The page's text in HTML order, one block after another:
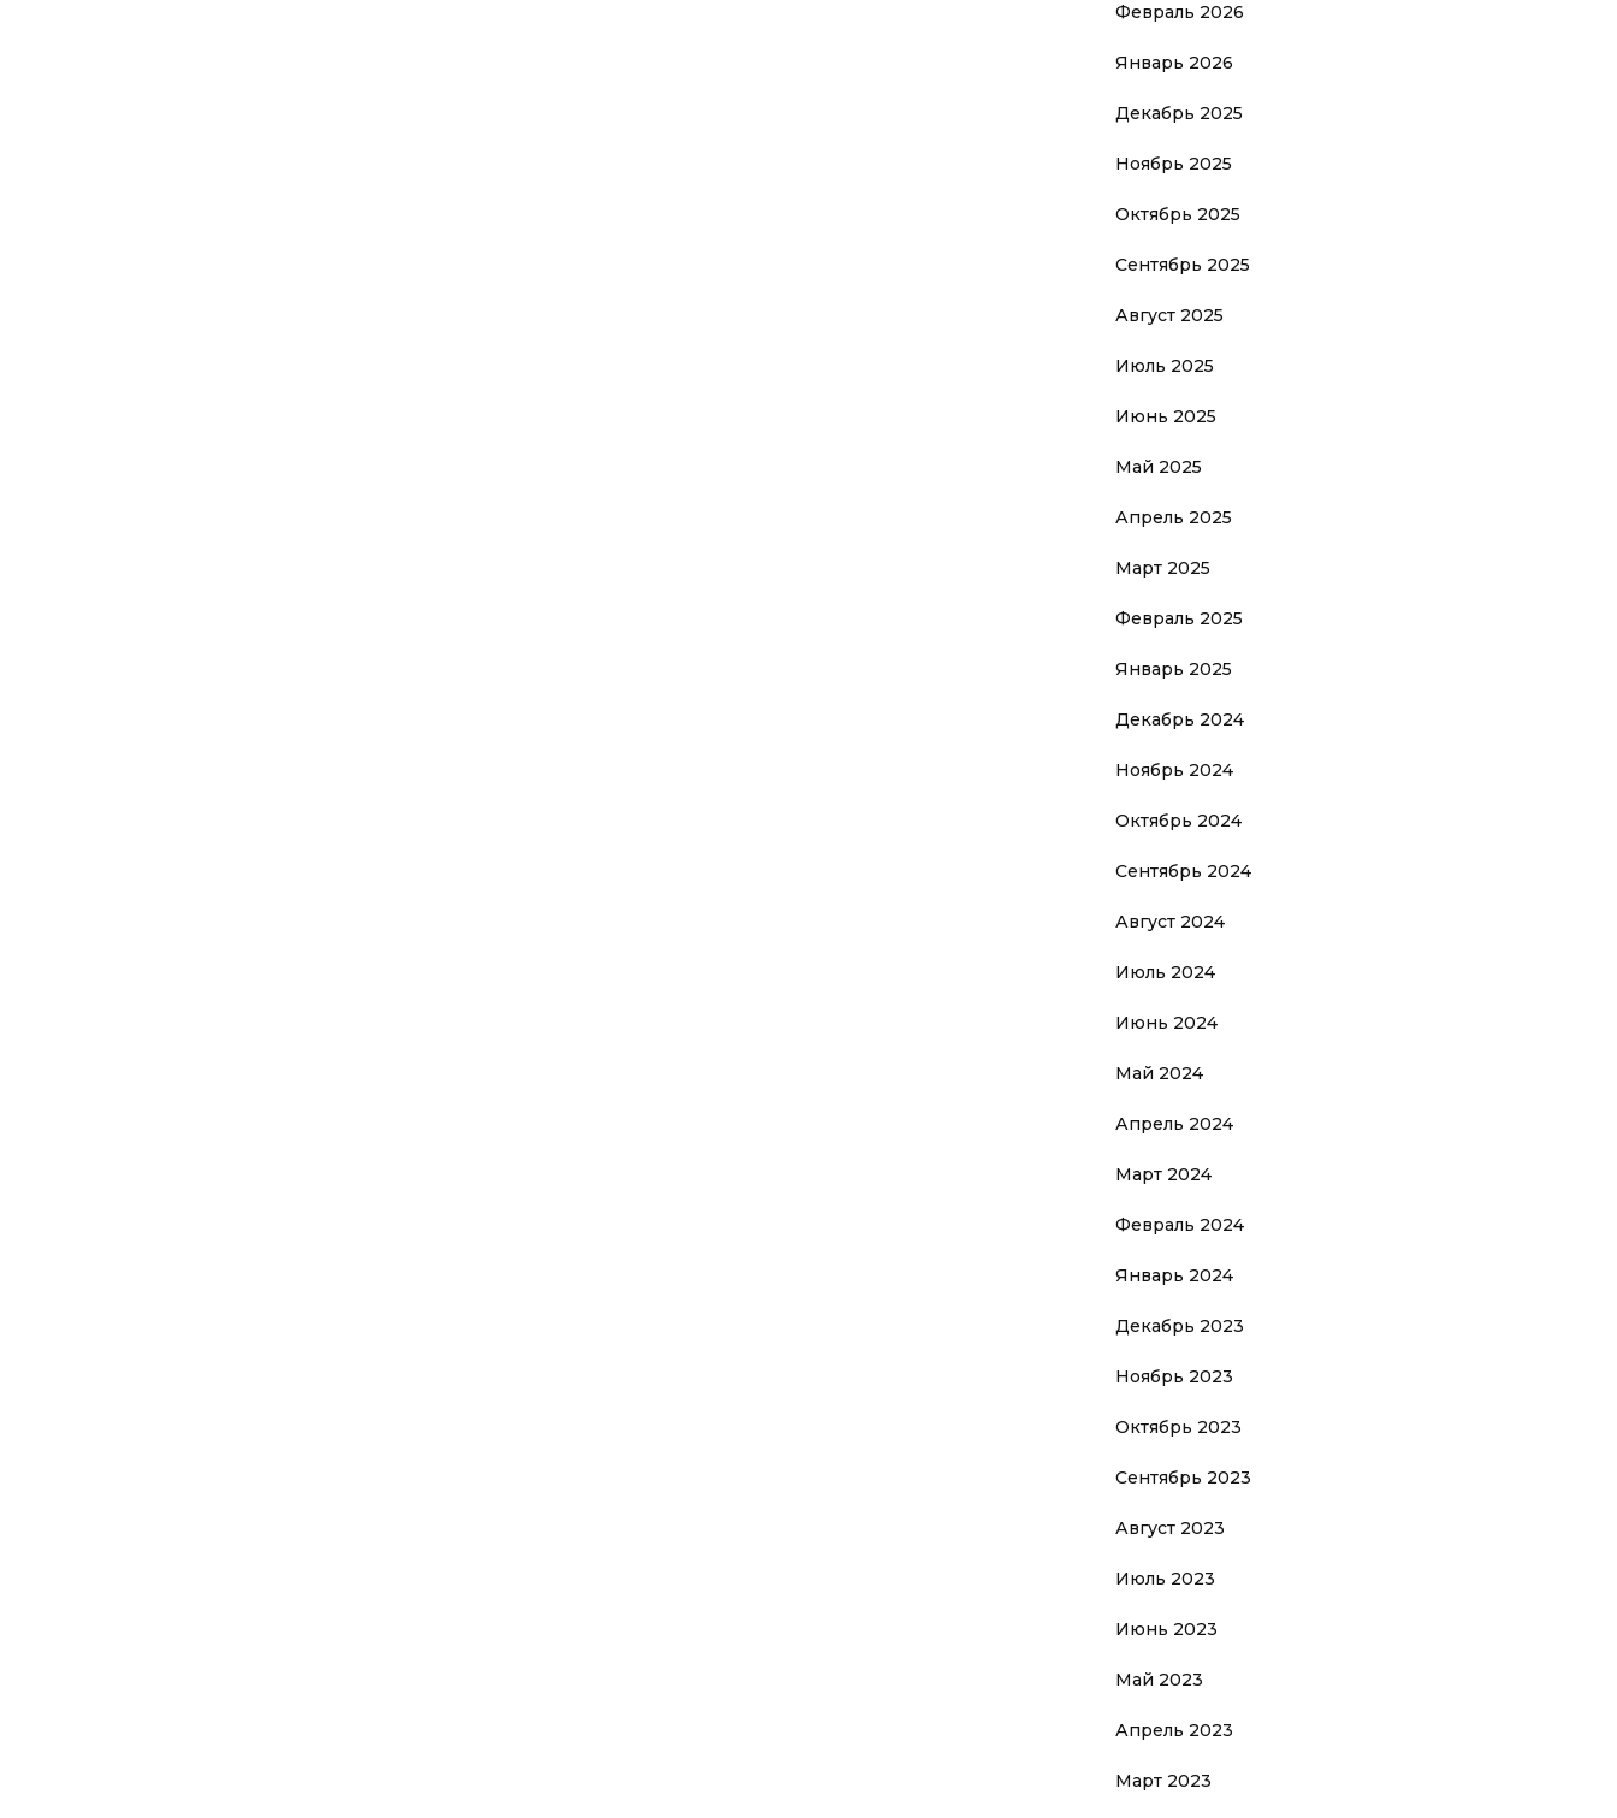
Февраль 2026
Январь 2026
Декабрь 2025
Ноябрь 2025
Октябрь 2025
Сентябрь 2025
Август 2025
Июль 2025
Июнь 2025
Май 2025
Апрель 2025
Март 2025
Февраль 2025
Январь 2025
Декабрь 2024
Ноябрь 2024
Октябрь 2024
Сентябрь 2024
Август 2024
Июль 2024
Июнь 2024
Май 2024
Апрель 2024
Март 2024
Февраль 2024
Январь 2024
Декабрь 2023
Ноябрь 2023
Октябрь 2023
Сентябрь 2023
Август 2023
Июль 2023
Июнь 2023
Май 2023
Апрель 2023
Март 2023